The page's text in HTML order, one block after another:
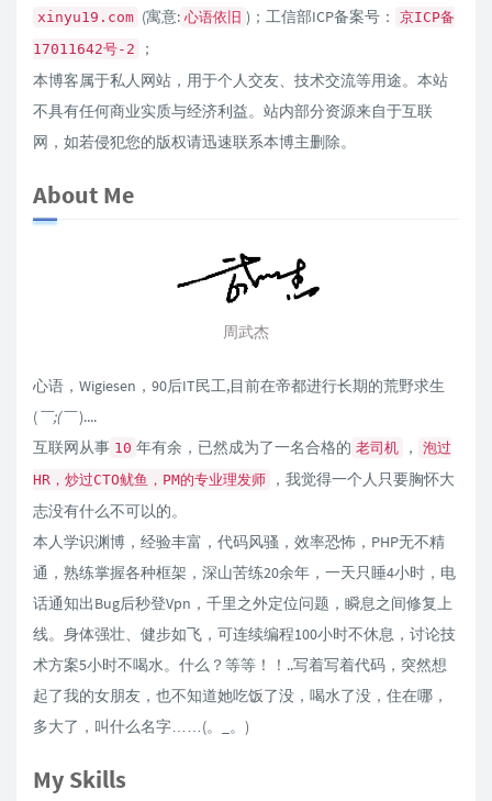
xinyu19.com (寓意: 心语依旧 )；工信部ICP备案号：
京ICP备
17011642号-2
；
本博客属于私人网站，用于个人交友、技术交流等用途。本站
不具有任何商业实质与经济利益。站内部分资源来自于互联
网，如若侵犯您的版权请迅速联系本博主删除。
About Me
周武杰
心语，Wigiesen，90后IT民工,目前在帝都进行长期的荒野求生
(￣;(￣)....
互联网从事 10 年有余，已然成为了一名合格的 老司机 ，
泡过
HR，炒过CTO鱿鱼，PM的专业理发师
，我觉得一个人只要胸怀大
志没有什么不可以的。
本人学识渊博，经验丰富，代码风骚，效率恐怖，PHP无不精
通，熟练掌握各种框架，深山苦练20余年，一天只睡4小时，电
话通知出Bug后秒登Vpn，千里之外定位问题，瞬息之间修复上
线。身体强壮、健步如飞，可连续编程100小时不休息，讨论技
术方案5小时不喝水。什么？等等！！..写着写着代码，突然想
起了我的女朋友，也不知道她吃饭了没，喝水了没，住在哪，
多大了，叫什么名字……(。_。)
My Skills